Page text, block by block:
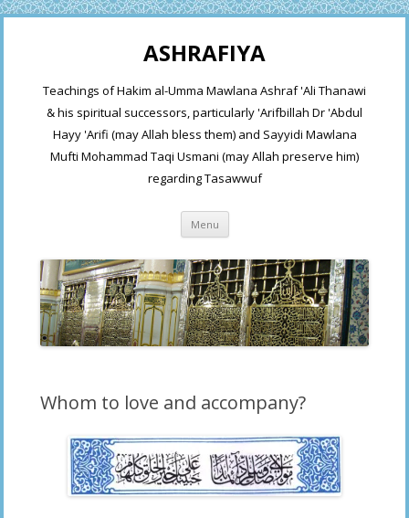
ASHRAFIYA
Teachings of Hakim al-Umma Mawlana Ashraf 'Ali Thanawi
& his spiritual successors, particularly 'Arifbillah Dr 'Abdul
Hayy 'Arifi (may Allah bless them) and Sayyidi Mawlana
Mufti Mohammad Taqi Usmani (may Allah preserve him)
regarding Tasawwuf
Menu Skip
content
Whom to love and accompany?